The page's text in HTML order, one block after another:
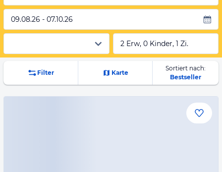
09.08.26 - 07.10.26
2 Erw, 0 Kinder, 1 Zi.
Filter Karte
Sortiert nach:
Bestseller